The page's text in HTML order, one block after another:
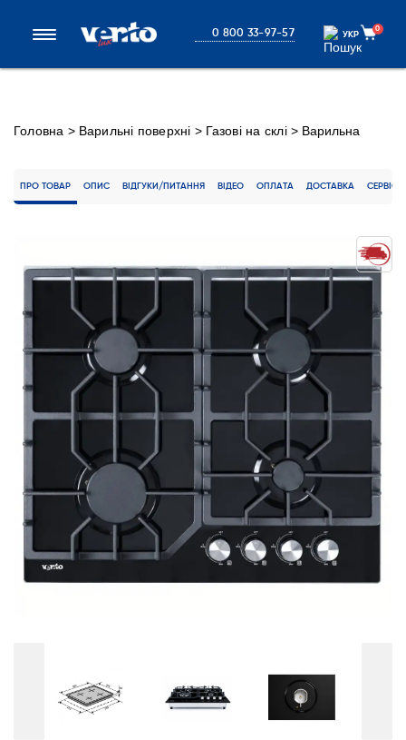
0 800 33-97-57 УКР
УКР
0
Головна > Варильні поверхні > Газові на склі> Варильна
ПРО ТОВАР ОПИС ВІДГУКИ/ПИТАННЯ ВІДЕО ОПЛАТА ДОСТАВКА СЕРВІС